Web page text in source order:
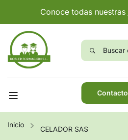
Conoce todas nuestras
Contacto
Inicio
CELADOR SAS